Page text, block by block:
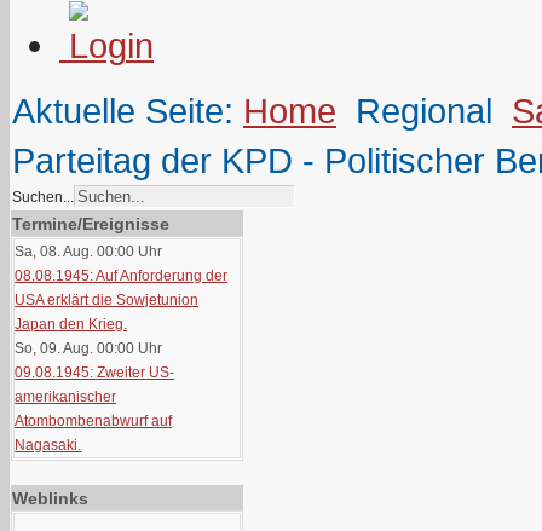
Aktuelle Seite: Home Regional
Parteitag der KPD - Politischer
Suchen...
Termine/Ereignisse
Sa, 08. Aug. 00:00 Uhr
08.08.1945: Auf Anforderung der
USA erklärt die Sowjetunion
Japan den Krieg.
So, 09. Aug. 00:00 Uhr
09.08.1945: Zweiter US-
amerikanischer
Atombombenabwurf auf
Nagasaki.
Weblinks